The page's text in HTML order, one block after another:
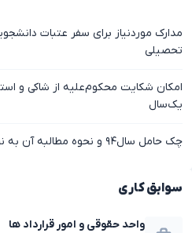
مدارک موردنیاز برای سفر عتبات
تحصیلی
امکان شکایت محکوم‌علیه از شاکی و
یک‌سال
چک حامل سال‌۹۴ و نحوه مطالبه آن به نرخ روز
سوابق کاری
واحد حقوقی و امور قرارداد ها